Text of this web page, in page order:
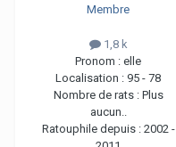
Membre
1,8 k
Pronom : elle
Localisation : 95 - 78
Nombre de rats : Plus
aucun..
Ratouphile depuis : 2002 -